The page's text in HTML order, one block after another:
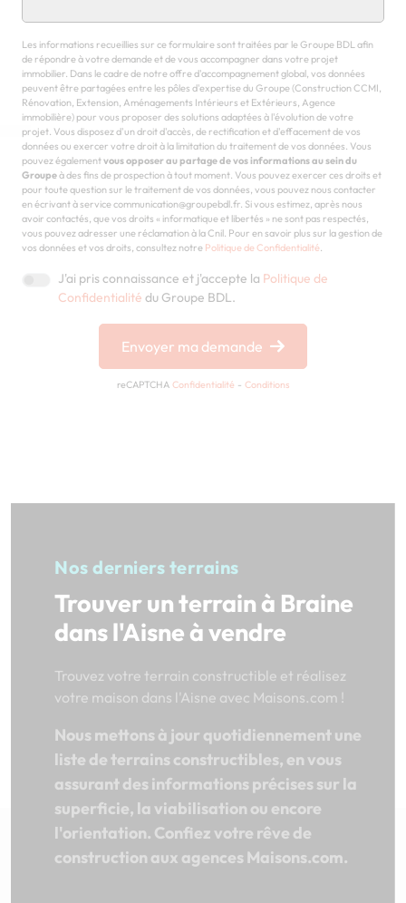
Chargement...
Les informations recueillies sur ce formulaire sont traitées par le Groupe BDL afin
de répondre à votre demande et de vous accompagner dans votre projet
immobilier. Dans le cadre de notre offre d'accompagnement global, vos données
peuvent être partagées entre les pôles d'expertise du Groupe (Construction CCMI,
Rénovation, Extension, Aménagements Intérieurs et Extérieurs, Agence
immobilière) pour vous proposer des solutions adaptées à l'évolution de votre
projet. Vous disposez d'un droit d'accès, de rectification et d'effacement de vos
données ou exercer votre droit à la limitation du traitement de vos données. Vous
pouvez égalementvous opposer au partage de vos informations au sein du
Groupeà des fins de prospection à tout moment. Vous pouvez exercer ces droits et
pour toute question sur le traitement de vos données, vous pouvez nous contacter
en écrivant à service communication@groupebdl.fr. Si vous estimez, après nous
avoir contactés, que vos droits « informatique et libertés » ne sont pas respectés,
vous pouvez adresser une réclamation à la Cnil. Pour en savoir plus sur la gestion de
vos données et vos droits, consultez notre Politique de Confidentialité.
J'ai pris connaissance et j'accepte la Politique de
Confidentialité du Groupe BDL.
Envoyer ma demande
reCAPTCHA Confidentialité - Conditions
Nos derniers terrains
Trouver un terrain à Braine
dans l'Aisne à vendre
Trouvez votre terrain constructible et réalisez
votre maison dans l'Aisne avec Maisons.com !
Nous mettons à jour quotidiennement une
liste de terrains constructibles, en vous
assurant des informations précises sur la
superficie, la viabilisation ou encore
l'orientation. Confiez votre rêve de
construction aux agences Maisons.com.